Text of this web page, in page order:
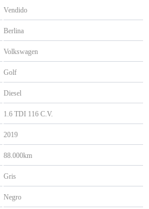
Vendido
Berlina
Volkswagen
Golf
Diesel
1.6 TDI 116 C.V.
2019
88.000km
Gris
Negro